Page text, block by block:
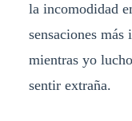
la incomodidad
sensaciones
mientras yo
sentir extraña.